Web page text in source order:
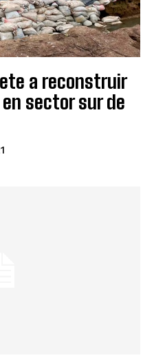
a reconstruir
sector sur de